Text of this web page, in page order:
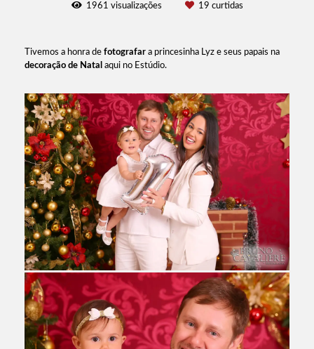
1961 visualizações 19 curtidas
Tivemos a honra de fotografar a princesinha Lyz e seus papais na
decoração de Natal aqui no Estúdio.